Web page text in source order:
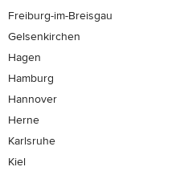
Freiburg-im-Breisgau
Gelsenkirchen
Hagen
Hamburg
Hannover
Herne
Karlsruhe
Kiel